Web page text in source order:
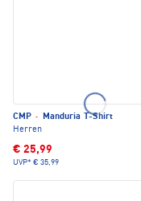
CMP ·
Manduria T-Shirt
Herren
€ 25,99
UVP* € 35,99